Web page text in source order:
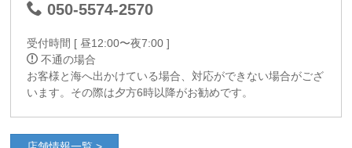
050-5574-2570
受付時間 [ 昼12:00〜夜7:00 ]
不通の場合
お客様と海へ出かけている場合、対応ができない場合がござ
います。その際は夕方6時以降がお勧めです。
mail@air-diving.com
〒810-0041
定休日 : 毎週月曜・金曜(祝日営業)